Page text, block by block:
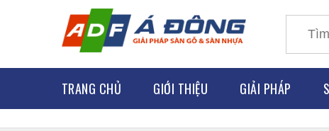
TRANG CHỦ GIỚI THIỆU GIẢI PHÁP